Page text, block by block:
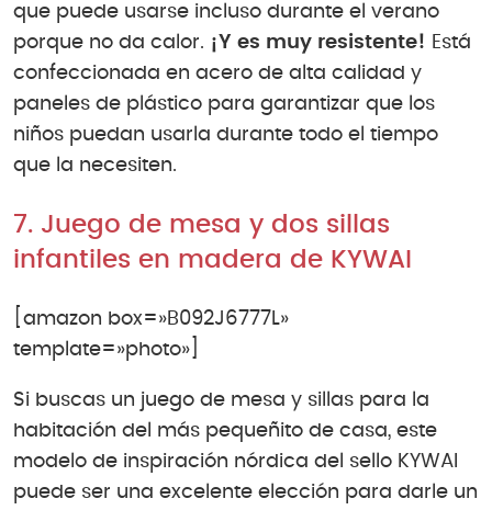
que puede usarse incluso durante el verano
porque no da calor. ¡Y es muy resistente! Está
confeccionada en acero de alta calidad y
paneles de plástico para garantizar que los
niños puedan usarla durante todo el tiempo
que la necesiten.
7. Juego de mesa y dos sillas
infantiles en madera de KYWAI
[amazon box=»B092J6777L»
template=»photo»]
Si buscas un juego de mesa y sillas para la
habitación del más pequeñito de casa, este
modelo de inspiración nórdica del sello KYWAI
puede ser una excelente elección para darle un